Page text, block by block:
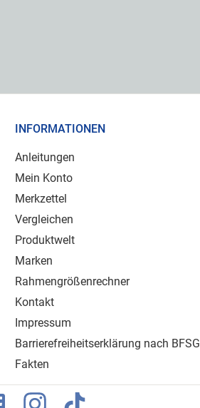
INFORMATIONEN
Anleitungen
Mein Konto
Merkzettel
Vergleichen
Produktwelt
Marken
Rahmengrößenrechner
Kontakt
Impressum
Barrierefreiheitserklärung nach BFSG
Fakten